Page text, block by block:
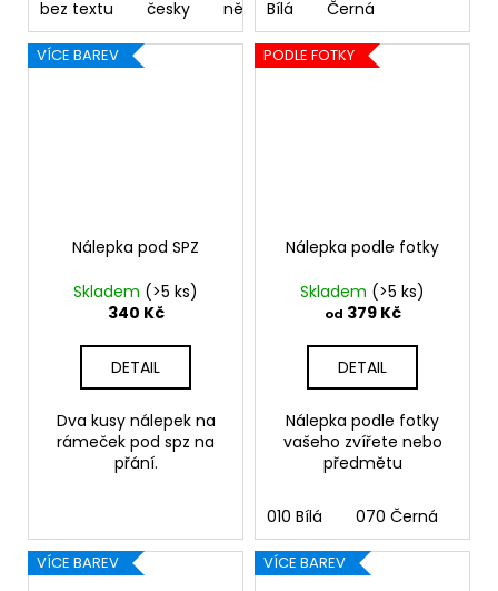
bez textu česky německy anglicky
Bílá Černá
VÍCE BAREV
Nálepka pod SPZ
Skladem (>5 ks)
340 Kč
DETAIL
Dva kusy nálepek na
rámeček pod spz na
přání.
PODLE FOTKY
Nálepka podle fotky
Skladem (>5 ks)
od 379 Kč
DETAIL
Nálepka podle fotky
vašeho zvířete nebo
předmětu
010 Bílá 070 Černá
VÍCE BAREV VÍCE BAREV